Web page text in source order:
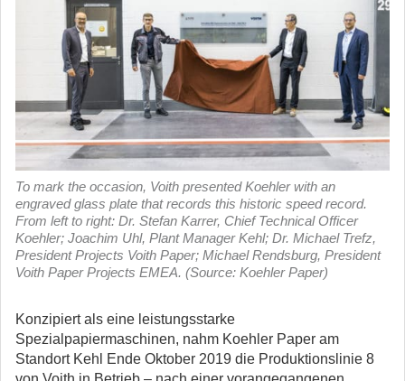
To mark the occasion, Voith presented Koehler with an
engraved glass plate that records this historic speed record.
From left to right: Dr. Stefan Karrer, Chief Technical Officer
Koehler; Joachim Uhl, Plant Manager Kehl; Dr. Michael Trefz,
President Projects Voith Paper; Michael Rendsburg, President
Voith Paper Projects EMEA. (Source: Koehler Paper)
Konzipiert als eine leistungsstarke
Spezialpapiermaschinen, nahm Koehler Paper am
Standort Kehl Ende Oktober 2019 die Produktionslinie 8